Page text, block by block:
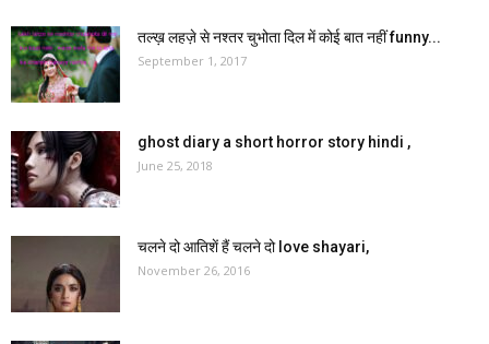
तल्ख़ लहज़े से नश्तर चुभोता दिल में कोई बात नहीं funny...
September 1, 2017
ghost diary a short horror story hindi ,
June 25, 2018
चलने दो आतिशें हैं चलने दो love shayari,
November 26, 2016